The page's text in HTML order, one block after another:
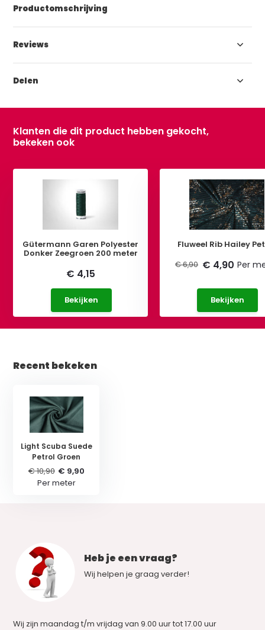
Productomschrijving
Reviews
Delen
Klanten die dit product hebben gekocht,
bekeken ook
Gütermann Garen Polyester
Donker Zeegroen 200 meter
€ 4,15
Bekijken
Fluweel Rib Hailey
€ 6,90 € 4,90 Per
Bekijken
Recent bekeken
Light Scuba Suede
Petrol Groen
€ 10,90 € 9,90
Per meter
Heb je een vraag?
Wij helpen je graag verder!
Wij zijn maandag t/m vrijdag van 9.00 uur tot 17.00 uur